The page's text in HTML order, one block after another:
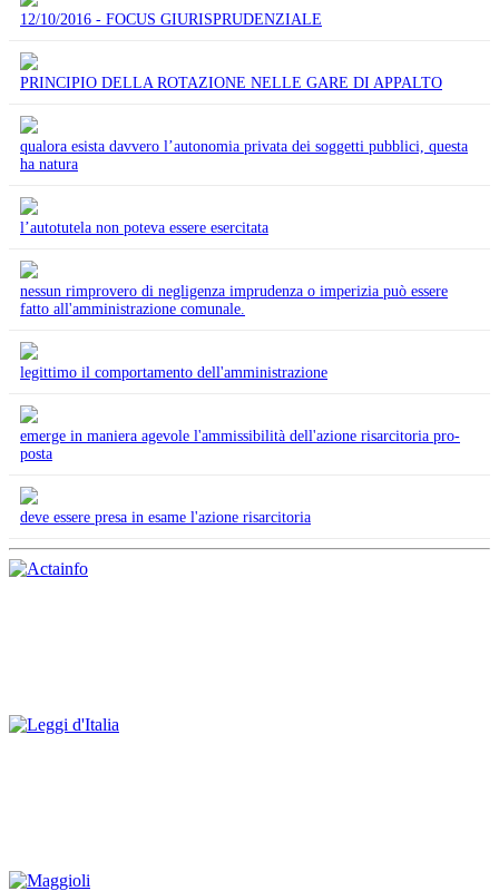
12/10/2016 - FOCUS GIURISPRUDENZIALE
PRINCIPIO DELLA ROTAZIONE NELLE GARE DI APPALTO
qualora esista davvero l’autonomia privata dei soggetti pubblici, questa
ha natura
l’autotutela non poteva essere esercitata
nessun rimprovero di negligenza imprudenza o imperizia può essere
fatto all'amministrazione comunale.
legittimo il comportamento dell'amministrazione
emerge in maniera agevole l'ammissibilità dell'azione risarcitoria pro-
posta
deve essere presa in esame l'azione risarcitoria